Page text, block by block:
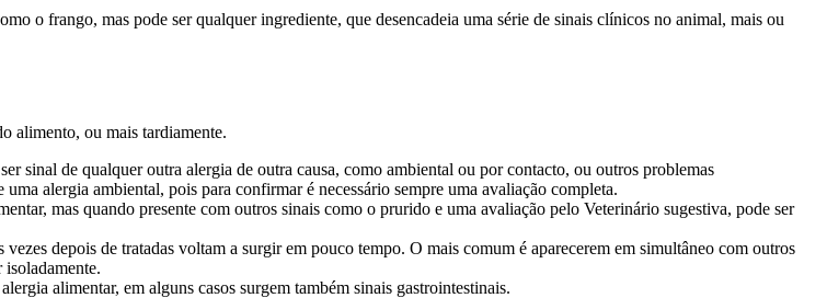
o frango, mas pode ser qualquer ingrediente, que desencadeia uma série de sinais clínicos no animal, mais ou
alimento, ou mais tardiamente.
sinal de qualquer outra alergia de outra causa, como ambiental ou por contacto, ou outros problemas
alergia ambiental, pois para confirmar é necessário sempre uma avaliação completa.
mas quando presente com outros sinais como o prurido e uma avaliação pelo Veterinário sugestiva, pode ser
vezes depois de tratadas voltam a surgir em pouco tempo. O mais comum é aparecerem em simultâneo com outros
alimentar, em alguns casos surgem também sinais gastrointestinais.